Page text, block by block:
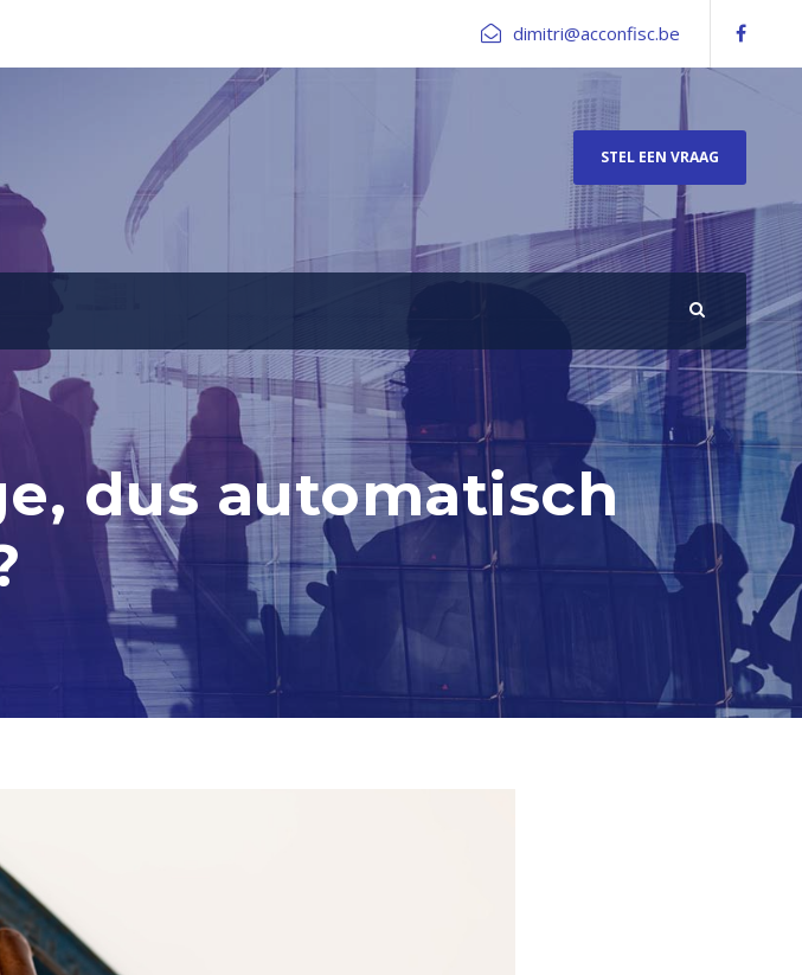
dimitri@acconfisc.be
STEL EEN VRAAG
dus automatisch